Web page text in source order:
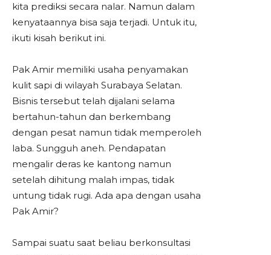
kita prediksi secara nalar. Namun dalam
kenyataannya bisa saja terjadi. Untuk itu,
ikuti kisah berikut ini.
Pak Amir memiliki usaha penyamakan
kulit sapi di wilayah Surabaya Selatan.
Bisnis tersebut telah dijalani selama
bertahun-tahun dan berkembang
dengan pesat namun tidak memperoleh
laba. Sungguh aneh. Pendapatan
mengalir deras ke kantong namun
setelah dihitung malah impas, tidak
untung tidak rugi. Ada apa dengan usaha
Pak Amir?
Sampai suatu saat beliau berkonsultasi